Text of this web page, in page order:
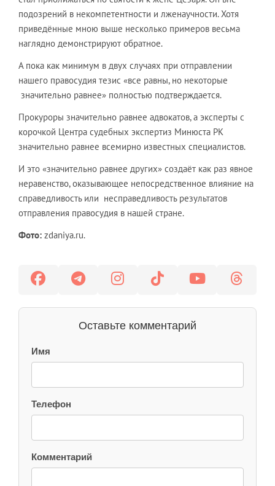
подозрений в некомпетентности и лженаучности. Хотя
приведённые мною выше несколько примеров весьма
наглядно демонстрируют обратное.
А пока как минимум в двух случаях при отправлении
нашего правосудия тезис «все равны, но некоторые
значительно равнее» полностью подтверждается.
Прокуроры значительно равнее адвокатов, а эксперты с
корочкой Центра судебных экспертиз Минюста РК
значительно равнее всемирно известных специалистов.
И это «значительно равнее других» создаёт как раз явное
неравенство, оказывающее непосредственное влияние на
справедливость или несправедливость результатов
отправления правосудия в нашей стране.
Фото: zdaniya.ru.
Оставьте комментарий
Имя
Телефон
Комментарий